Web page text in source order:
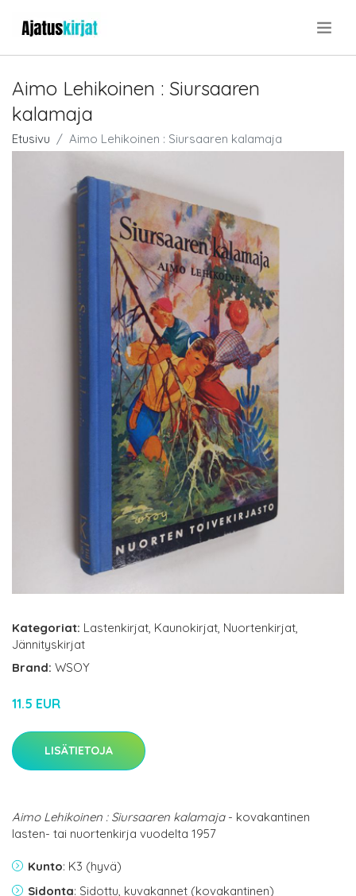
Aimo Lehikoinen : Siursaaren
kalamaja
Etusivu Aimo Lehikoinen : Siursaaren kalamaja
Kategoriat: Lastenkirjat, Kaunokirjat, Nuortenkirjat,
Jännityskirjat
Brand: WSOY
11.5 EUR
LISÄTIETOJA
Aimo Lehikoinen : Siursaaren kalamaja- kovakantinen
lasten- tai nuortenkirja vuodelta 1957
Kunto: K3 (hyvä)
Sidonta: Sidottu, kuvakannet (kovakantinen)